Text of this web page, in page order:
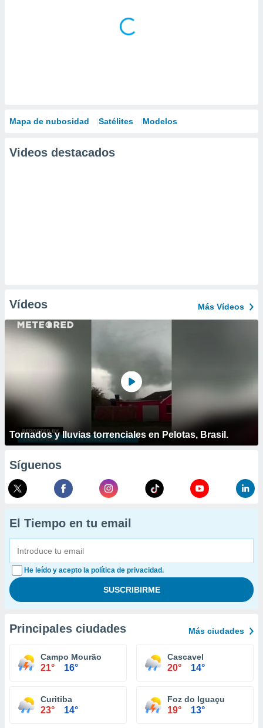
Mapa de nubosidad Satélites Modelos
Videos destacados
Vídeos Más Vídeos
Tornados y lluvias torrenciales en Pelotas, Brasil.
Síguenos
El Tiempo en tu email
He leído y acepto la política de privacidad.
Principales ciudades Más ciudades
Campo Mourão
21° 16°
Cascavel
20° 14°
Curitiba
23° 14°
Foz do Iguaçu
19° 13°